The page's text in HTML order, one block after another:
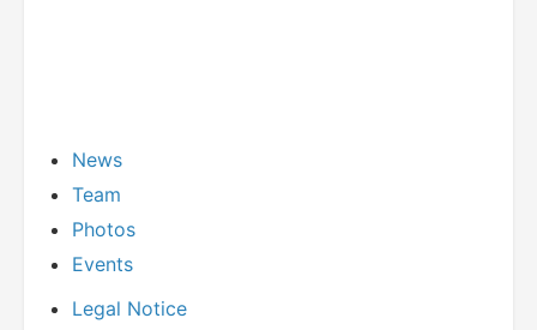
News
Team
Photos
Events
Legal Notice